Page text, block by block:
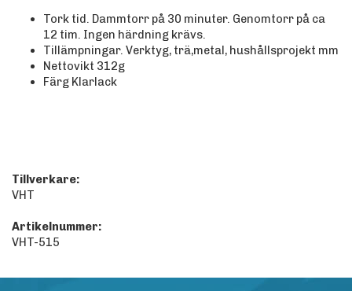
Tork tid. Dammtorr på 30 minuter. Genomtorr på ca
12 tim. Ingen härdning krävs.
Tillämpningar. Verktyg, trä,metal, hushållsprojekt mm
Nettovikt 312g
Färg Klarlack
Tillverkare:
VHT
Artikelnummer:
VHT-515